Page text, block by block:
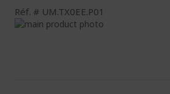
Réf. UM.TX0EE.P01
Passer